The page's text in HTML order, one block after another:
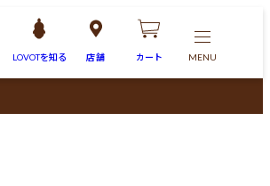
LOVOTを知る 店舗 カート MENU